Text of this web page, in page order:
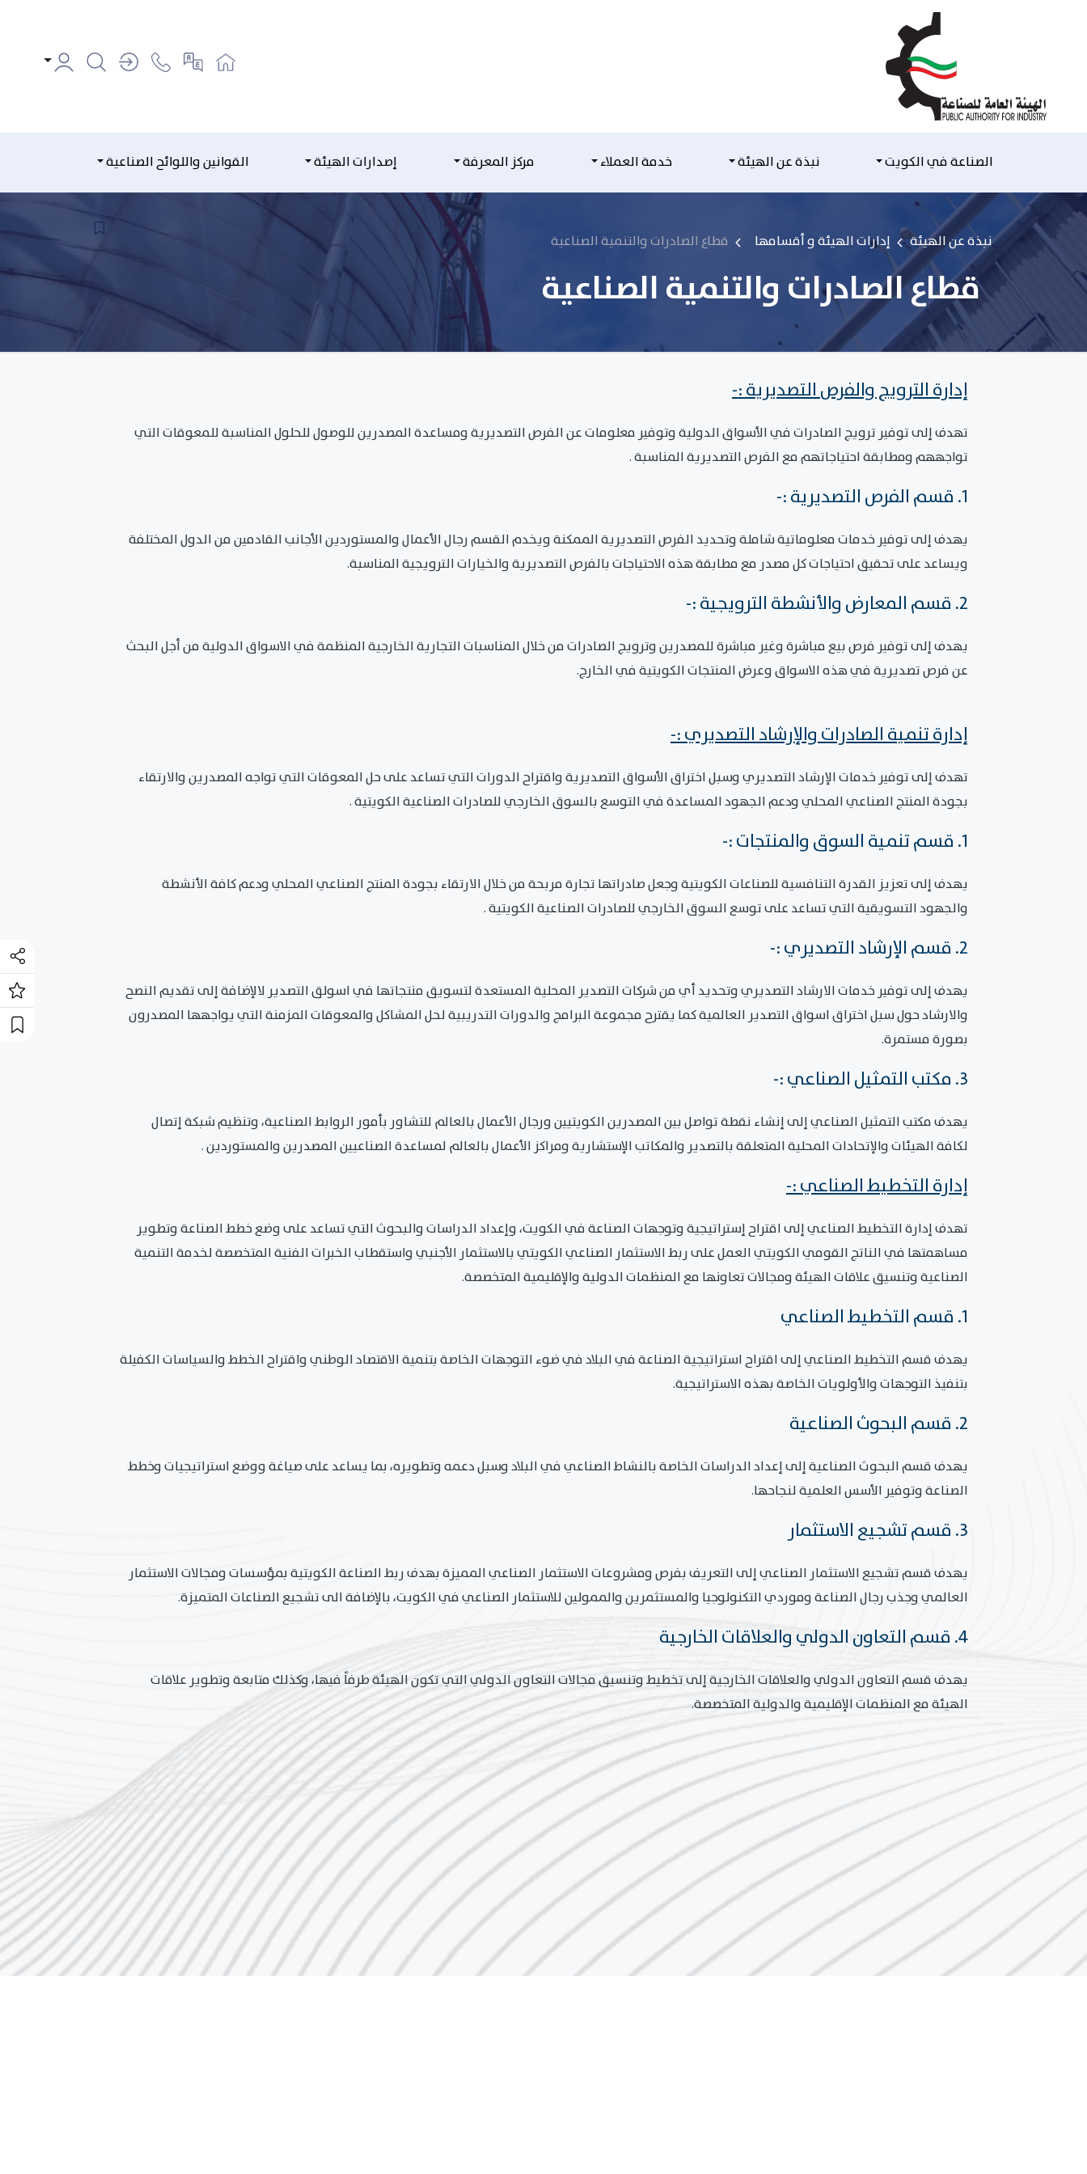
الصناعة في الكويت نبذة عن الهيئة خدمة العملاء مركز المعرفة إصدارات الهيئة القوانين واللوائح الصناعية
نبذة عن الهيئة إدارات الهيئة و أقسامها قطاع الصادرات والتنمية الصناعية
قطاع الصادرات والتنمية الصناعية
إدارة الترويج والفرص التصديرية :-
تهدف إلى توفير ترويج الصادرات في الأسواق الدولية وتوفير معلومات عن الفرص التصديرية ومساعدة المصدرين للوصول للحلول المناسبة للمعوقات التي
تواجههم ومطابقة احتياجاتهم مع الفرص التصديرية المناسبة .
1. قسم الفرص التصديرية :-
يهدف إلى توفير خدمات معلوماتية شاملة وتحديد الفرص التصديرية الممكنة ويخدم القسم رجال الأعمال والمستوردين الأجانب القادمين من الدول المختلفة
ويساعد على تحقيق احتياجات كل مصدر مع مطابقة هذه الاحتياجات بالفرص التصديرية والخيارات الترويجية المناسبة.
2. قسم المعارض والأنشطة الترويجية :-
يهدف إلى توفير فرص بيع مباشرة وغير مباشرة للمصدرين وترويج الصادرات من خلال المناسبات التجارية الخارجية المنظمة في الاسواق الدولية من أجل البحث
عن فرص تصديرية في هذه الاسواق وعرض المنتجات الكويتية في الخارج.
إدارة تنمية الصادرات والإرشاد التصديري :-
تهدف إلى توفير خدمات الإرشاد التصديري وسبل اختراق الأسواق التصديرية واقتراح الدورات التي تساعد على حل المعوقات التي تواجه المصدرين والارتقاء
بجودة المنتج الصناعي المحلي ودعم الجهود المساعدة في التوسع بالسوق الخارجي للصادرات الصناعية الكويتية .
1. قسم تنمية السوق والمنتجات :-
يهدف إلى تعزيز القدرة التنافسية للصناعات الكويتية وجعل صادراتها تجارة مربحة من خلال الارتقاء بجودة المنتج الصناعي المحلي ودعم كافة الأنشطة
والجهود التسويقية التي تساعد على توسع السوق الخارجي للصادرات الصناعية الكويتية .
2. قسم الإرشاد التصديري :-
يهدف إلى توفير خدمات الارشاد التصديري وتحديد أي من شركات التصدير المحلية المستعدة لتسويق منتجاتها في اسولق التصدير لالإضافة إلى تقديم النصح
والارشاد حول سبل اختراق اسواق التصدير العالمية كما يقترح مجموعة البرامج والدورات التدريبية لحل المشاكل والمعوقات المزمنة التي يواجهها المصدرون
بصورة مستمرة.
3. مكتب التمثيل الصناعي :-
يهدف مكتب التمثيل الصناعي إلى إنشاء نقطة تواصل بين المصدرين الكويتيين ورجال الأعمال بالعالم للتشاور بأمور الروابط الصناعية، وتنظيم شبكة إتصال
لكافة الهيئات والإتحادات المحلية المتعلقة بالتصدير والمكاتب الإستشارية ومراكز الأعمال بالعالم لمساعدة الصناعيين المصدرين والمستوردين .
إدارة التخطيط الصناعي :-
تهدف إدارة التخطيط الصناعي إلى اقتراح إستراتيجية وتوجهات الصناعة في الكويت، وإعداد الدراسات والبحوث التي تساعد على وضع خطط الصناعة وتطوير
مساهمتها في الناتج القومي الكويتي العمل على ربط الاستثمار الصناعي الكويتي بالاستثمار الأجنبي واستقطاب الخبرات الفنية المتخصصة لخدمة التنمية
الصناعية وتنسيق علاقات الهيئة ومجالات تعاونها مع المنظمات الدولية والإقليمية المتخصصة.
1. قسم التخطيط الصناعي
يهدف قسم التخطيط الصناعي إلى اقتراح استراتيجية الصناعة في البلاد في ضوء التوجهات الخاصة بتنمية الاقتصاد الوطني واقتراح الخطط والسياسات الكفيلة
بتنفيذ التوجهات والأولويات الخاصة بهذه الاستراتيجية.
2. قسم البحوث الصناعية
يهدف قسم البحوث الصناعية إلى إعداد الدراسات الخاصة بالنشاط الصناعي في البلاد وسبل دعمه وتطويره، بما يساعد على صياغة ووضع استراتيجيات وخطط
الصناعة وتوفير الأسس العلمية لنجاحها.
3. قسم تشجيع الاستثمار
يهدف قسم تشجيع الاستثمار الصناعي إلى التعريف بفرص ومشروعات الاستثمار الصناعي المميزة بهدف ربط الصناعة الكويتية بمؤسسات ومجالات الاستثمار
العالمي وجذب رجال الصناعة وموردي التكنولوجيا والمستثمرين والممولين للاستثمار الصناعي في الكويت، بالإضافة الى تشجيع الصناعات المتميزة.
4. قسم التعاون الدولي والعلاقات الخارجية
يهدف قسم التعاون الدولي والعلاقات الخارجية إلى تخطيط وتنسيق مجالات التعاون الدولي التي تكون الهيئة طرفاً فيها، وكذلك متابعة وتطوير علاقات
الهيئة مع المنظمات الإقليمية والدولية المتخصصة.